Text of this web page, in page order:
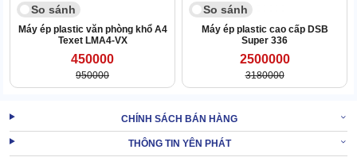
Thiết bị đính kèm đồng hồ báo nhiệt, bạn có thể theo dõi sự biến
thiên của thông số này thông qua chi tiết nói trên.
plastic cho từng đối tượng cụ thể.
Tích hợp tới 2 tính năng ép nóng và lạnh
So sánh
Máy ép plastic văn phòng khổ A4
Texet LMA4-VX
450000
950000
So sánh
Máy ép plastic cao cấp DSB
Super 336
2500000
3180000
CHÍNH SÁCH BÁN HÀNG
THÔNG TIN YÊN PHÁT